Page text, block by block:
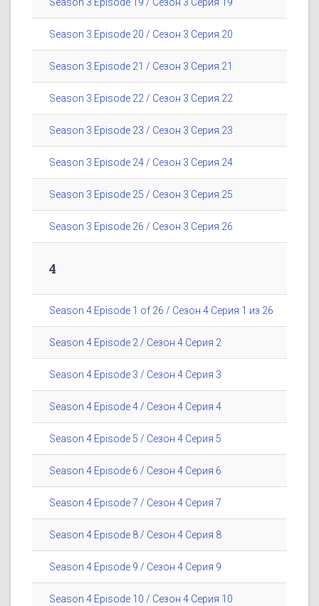
Season 3 Episode 19 / Сезон 3 Серия 19
Season 3 Episode 20 / Сезон 3 Серия 20
Season 3 Episode 21 / Сезон 3 Серия 21
Season 3 Episode 22 / Сезон 3 Серия 22
Season 3 Episode 23 / Сезон 3 Серия 23
Season 3 Episode 24 / Сезон 3 Серия 24
Season 3 Episode 25 / Сезон 3 Серия 25
Season 3 Episode 26 / Сезон 3 Серия 26
4
Season 4 Episode 1 of 26 / Сезон 4 Серия 1 из 26
Season 4 Episode 2 / Сезон 4 Серия 2
Season 4 Episode 3 / Сезон 4 Серия 3
Season 4 Episode 4 / Сезон 4 Серия 4
Season 4 Episode 5 / Сезон 4 Серия 5
Season 4 Episode 6 / Сезон 4 Серия 6
Season 4 Episode 7 / Сезон 4 Серия 7
Season 4 Episode 8 / Сезон 4 Серия 8
Season 4 Episode 9 / Сезон 4 Серия 9
Season 4 Episode 10 / Сезон 4 Серия 10